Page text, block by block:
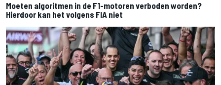
Moeten algoritmen in de F1-motoren verboden worden?
Hierdoor kan het volgens FIA niet